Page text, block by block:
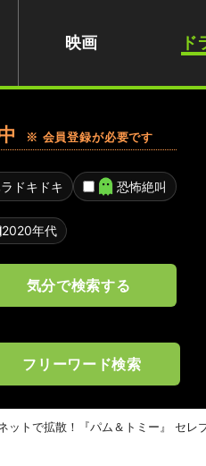
映画 ド
※ 会員登録が必要です
ドキドキ 恐怖絶叫
2020年代
気分で検索する
フリーワード検索
ットで拡散！『パム＆トミー』 セレ